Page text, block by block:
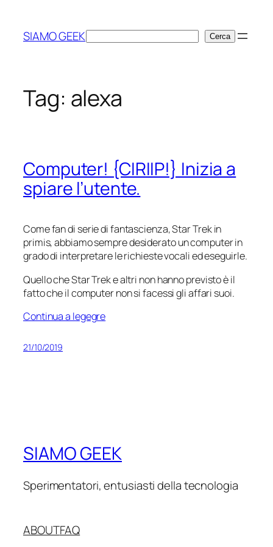
contenuto
SIAMO GEEKCerca Cerca
Tag: alexa
Computer! {CIRIIP!} Inizia a
spiare l’utente.
Come fan di serie di fantascienza, Star Trekin
primis, abbiamo sempre desiderato un computer in
grado di interpretare le richieste vocali ed eseguirle.
Quello che Star Trek e altri non hanno previsto è il
fatto che il computer non si facessi gli affari suoi.
Continua a legegre
21/10/2019
SIAMO GEEK
Sperimentatori, entusiasti della tecnologia
ABOUTFAQ